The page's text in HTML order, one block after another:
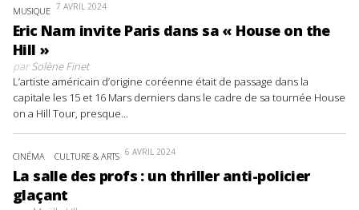
MUSIQUE 7 AVRIL 2024
Eric Nam invite Paris dans sa « House on the
Hill »
parSolène Finet
L’artiste américain d’origine coréenne était de passage dans la
capitale les 15 et 16 Mars derniers dans le cadre de sa tournée House
on a Hill Tour, presque...
CINÉMA CULTURE & ARTS 6 AVRIL 2024
La salle des profs : un thriller anti-policier
glaçant